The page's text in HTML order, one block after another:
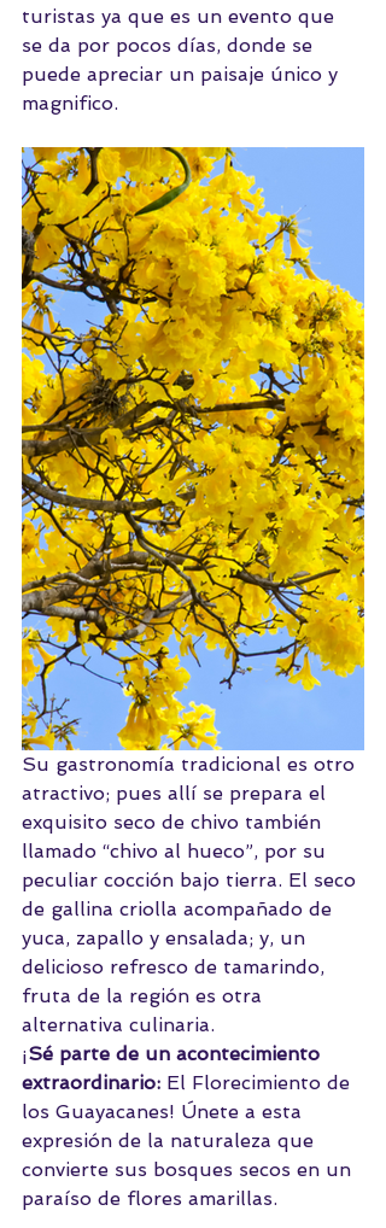
turistas ya que es un evento que
se da por pocos días, donde se
puede apreciar un paisaje único y
magnifico.
Su gastronomía tradicional es otro
atractivo; pues allí se prepara el
exquisito seco de chivo también
llamado “chivo al hueco”, por su
peculiar cocción bajo tierra. El seco
de gallina criolla acompañado de
yuca, zapallo y ensalada; y, un
delicioso refresco de tamarindo,
fruta de la región es otra
alternativa culinaria.
¡Sé parte de un acontecimiento
extraordinario: El Florecimiento de
los Guayacanes! Únete a esta
expresión de la naturaleza que
convierte sus bosques secos en un
paraíso de flores amarillas.